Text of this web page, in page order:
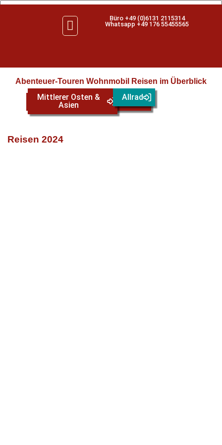
Büro +49 (0)6131 2115314
Whatsapp +49 176 55455565
Abenteuer-Touren Wohnmobil Reisen im Überblick
Europa Afrika
Mittlerer Osten &
Asien
Allrad
Reisen 2024